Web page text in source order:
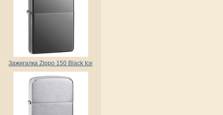
Зажигалка Zippo 150 Black Ice